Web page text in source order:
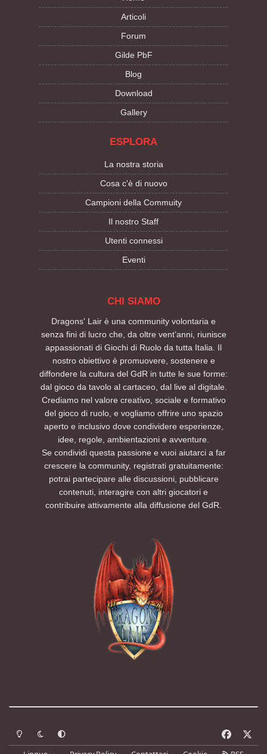
Articoli
Forum
Gilde PbF
Blog
Download
Gallery
ESPLORA
La nostra storia
Cosa c'è di nuovo
Campioni della Commuity
Il nostro Staff
Utenti connessi
Eventi
CHI SIAMO
Dragons' Lair è una community volontaria e
senza fini di lucro che, da oltre vent’anni, riunisce
appassionati di Giochi di Ruolo da tutta Italia. Il
nostro obiettivo è promuovere, sostenere e
diffondere la cultura del GdR in tutte le sue forme:
dal gioco da tavolo al cartaceo, dal live al digitale.
Crediamo nel valore creativo, sociale e formativo
del gioco di ruolo, e vogliamo offrire uno spazio
aperto e inclusivo dove condividere esperienze,
idee, regole, ambientazioni e avventure.
Se condividi questa passione e vuoi aiutarci a far
crescere la community, registrati gratuitamente:
potrai partecipare alle discussioni, pubblicare
contenuti, interagire con altri giocatori e
contribuire attivamente alla diffusione del GdR.
Modalità chiara
Modalità scuraSegui la preferenza del sistema
a